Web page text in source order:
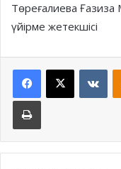
Төреғалиева
үйірме жетекшісі
Facebook
X
Print